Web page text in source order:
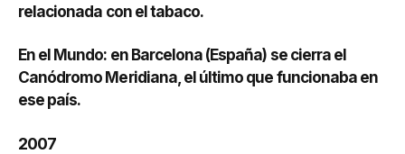
relacionada con el tabaco.
En el Mundo: en Barcelona (España) se cierra el
Canódromo Meridiana, el último que funcionaba en
ese país.
2007